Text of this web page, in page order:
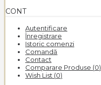
CONT
Autentificare
Înregistrare
Istoric comenzi
Comandă
Contact
Comparare Produse (0)
Wish List (0)